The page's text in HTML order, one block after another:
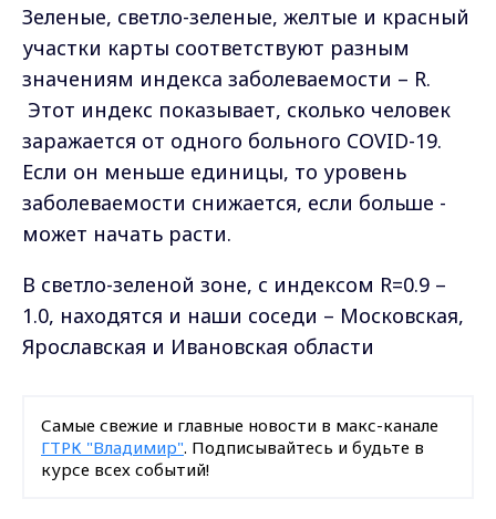
Зеленые, светло-зеленые, желтые и красный
участки карты соответствуют разным
значениям индекса заболеваемости – R.
Этот индекс показывает, сколько человек
заражается от одного больного COVID-19.
Если он меньше единицы, то уровень
заболеваемости снижается, если больше -
может начать расти.
В светло-зеленой зоне, с индексом R=0.9 –
1.0, находятся и наши соседи – Московская,
Ярославская и Ивановская области
Самые свежие и главные новости в макс-канале
ГТРК "Владимир". Подписывайтесь и будьте в
курсе всех событий!